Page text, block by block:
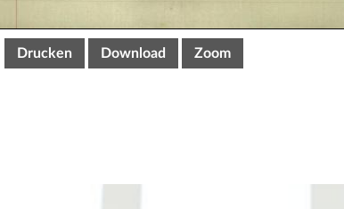
Drucken Download Zoom